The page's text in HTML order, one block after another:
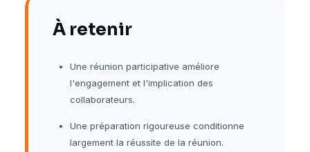
À retenir
Une réunion participative améliore
l'engagement et l'implication des
collaborateurs.
Une préparation rigoureuse conditionne
largement la réussite de la réunion.